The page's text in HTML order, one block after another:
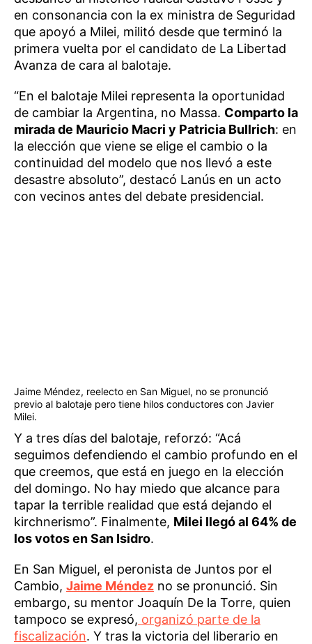
en consonancia con la ex ministra de Seguridad
que apoyó a Milei, militó desde que terminó la
primera vuelta por el candidato de La Libertad
Avanza de cara al balotaje.
“En el balotaje Milei representa la oportunidad
de cambiar la Argentina, no Massa. Comparto la
mirada de Mauricio Macri y Patricia Bullrich: en
la elección que viene se elige el cambio o la
continuidad del modelo que nos llevó a este
desastre absoluto”, destacó Lanús en un acto
con vecinos antes del debate presidencial.
Jaime Méndez, reelecto en San Miguel, no se pronunció
previo al balotaje pero tiene hilos conductores con Javier
Milei.
Y a tres días del balotaje, reforzó: “Acá
seguimos defendiendo el cambio profundo en el
que creemos, que está en juego en la elección
del domingo. No hay miedo que alcance para
tapar la terrible realidad que está dejando el
kirchnerismo”. Finalmente, Milei llegó al 64% de
los votos en San Isidro.
En San Miguel, el peronista de Juntos por el
Cambio, Jaime Méndez no se pronunció. Sin
embargo, su mentor Joaquín De la Torre, quien
tampoco se expresó, organizó parte de la
fiscalización. Y tras la victoria del liberario en